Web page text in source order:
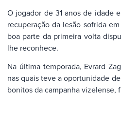
O jogador de 31 anos de idade
recuperação da lesão sofrida
boa parte da primeira volta
lhe reconhece.
Na última temporada, Evrard
nas quais teve a oportunidade
bonitos da campanha vizelense,